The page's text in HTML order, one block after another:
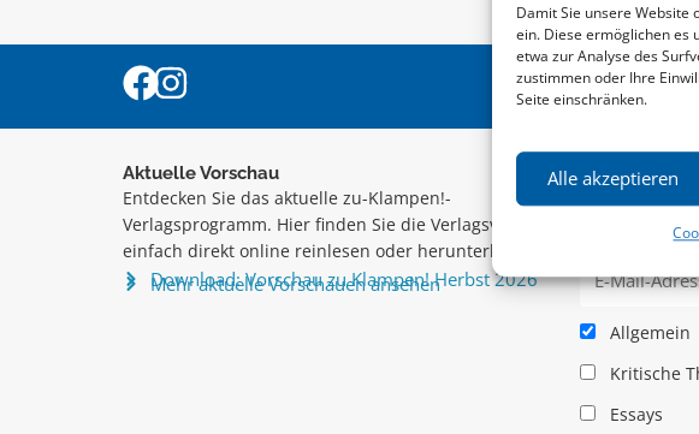
Damit Sie unsere Website
ein. Diese ermöglichen es
etwa zur Analyse des
zustimmen oder Ihre
Seite einschränken.
Alle akzeptieren
Aktuelle Vorschau
Entdecken Sie das aktuelle zu-Klampen!-
Verlagsprogramm. Hier finden Sie die Verlagsvorschau –
einfach direkt online reinlesen oder herunterladen.
Download: Vorschau zu Klampen! Herbst 2026
Mehr aktuelle Vorschauen ansehen
Newsletter
News zu
Klampen!
Allgemein
Kritische
Essays